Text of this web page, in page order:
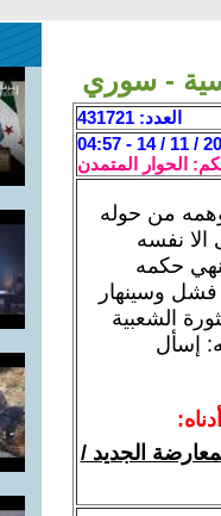
- سوري
العدد: 431721
2012 /
الحوار المتمدن
من حوله
الا نفسه
حكمه
فشل وسينهار
الشعبية
إسأل
الجديد /